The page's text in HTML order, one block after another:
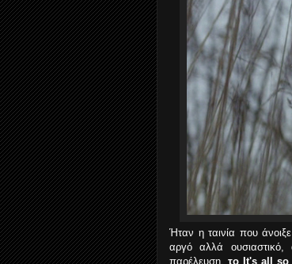
Ήταν η ταινία που
αργό αλλά ουσιαστικό,
παρέλευση, το It's all so